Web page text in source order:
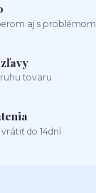
aj s problémom
tovaru
do 14dní